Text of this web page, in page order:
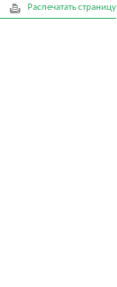
Распечатать страницу